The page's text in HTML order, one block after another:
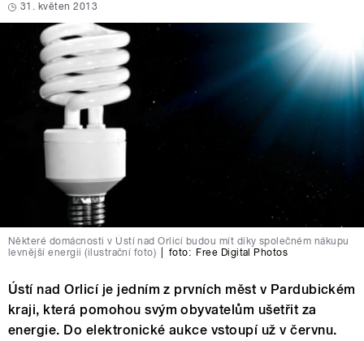
31. květen 2013
Některé domácnosti v Ústí nad Orlicí budou mít díky společném nákupu
levnější energii (ilustrační foto)
foto: Free Digital Photos
Ústí nad Orlicí je jedním z prvních měst v Pardubickém
kraji, která pomohou svým obyvatelům ušetřit za
energie. Do elektronické aukce vstoupí už v červnu.